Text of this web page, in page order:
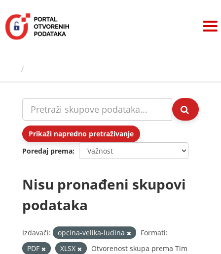
sadržaj
Prikaži napredno pretraživanje
Poredaj prema
Nisu pronađeni skupovi
podataka
Izdavači: opcina-velika-ludina
Formati:
PDF
XLSX
Otvorenost skupa prema Tim